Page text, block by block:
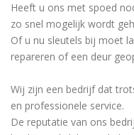
Heeft u ons met spoed
zo snel mogelijk wordt
Of u nu sleutels bij moet
repareren of een deur
Wij zijn een bedrijf dat
en professionele service.
De reputatie van ons